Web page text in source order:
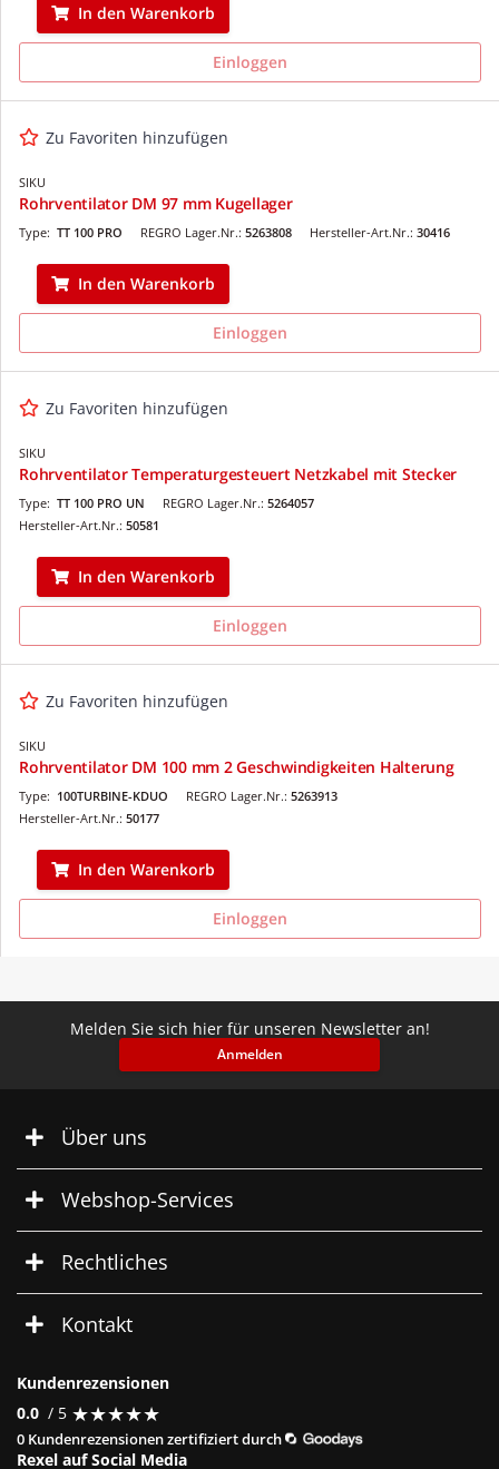
In den Warenkorb
Einloggen
Zu Favoriten hinzufügen
SIKU
Rohrventilator DM 97 mm Kugellager
REGRO Lager.Nr.: 5263808
Type: TT 100 PRO Hersteller-Art.Nr.: 30416
In den Warenkorb
Einloggen
Zu Favoriten hinzufügen
SIKU
Rohrventilator Temperaturgesteuert Netzkabel mit Stecker
REGRO Lager.Nr.: 5264057
Type: TT 100 PRO UN
Hersteller-Art.Nr.: 50581
In den Warenkorb
Einloggen
Zu Favoriten hinzufügen
SIKU
Rohrventilator DM 100 mm 2 Geschwindigkeiten Halterung
REGRO Lager.Nr.: 5263913
Type: 100TURBINE-KDUO
Hersteller-Art.Nr.: 50177
In den Warenkorb
Einloggen
Melden Sie sich hier für unseren Newsletter an!
Anmelden
Über uns
Webshop-Services
Rechtliches
Kontakt
Kundenrezensionen
0.0 / 5 ★★★★★
★★★★★
0 Kundenrezensionen zertifiziert durch
Rexel auf Social Media